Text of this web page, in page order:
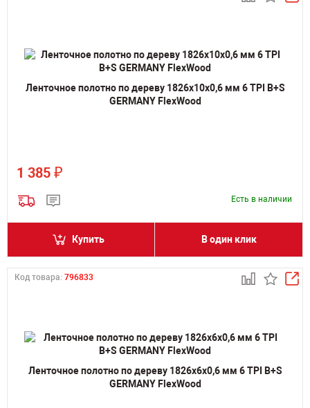
Ленточное полотно по дереву 1826х10х0,6 мм 6 TPI B+S
GERMANY FlexWood
1 385 ₽
Есть в наличии
Купить В один клик
Код товара: 796833
Ленточное полотно по дереву 1826х6х0,6 мм 6 TPI B+S
GERMANY FlexWood